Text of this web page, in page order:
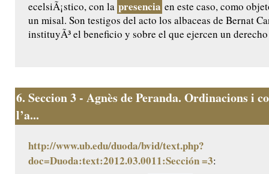
ecelsiÃ¡stico, con la presencia en este caso, como
un misal. Son testigos del acto los albaceas de Bernat
instituyÃ³ el beneficio y sobre el que ejercen un
6. Seccion 3 - Agnès de Peranda. Ordinacions i
l’a...
http://www.ub.edu/duoda/bvid/text.php?
doc=Duoda:text:2012.03.0011:Sección =3: